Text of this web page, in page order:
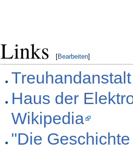
Links [Bearbeiten]
Haus der
Wikipedia
"Die